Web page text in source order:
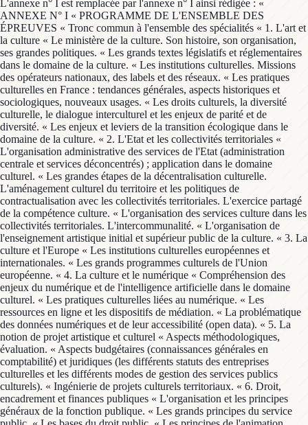
L'annexe n° I est remplacée par l'annexe n° I ainsi rédigée : «
ANNEXE N° I « PROGRAMME DE L'ENSEMBLE DES
ÉPREUVES « Tronc commun à l'ensemble des spécialités « 1. L'art et
la culture « Le ministère de la culture. Son histoire, son organisation,
ses grandes politiques. « Les grands textes législatifs et réglementaires
dans le domaine de la culture. « Les institutions culturelles. Missions
des opérateurs nationaux, des labels et des réseaux. « Les pratiques
culturelles en France : tendances générales, aspects historiques et
sociologiques, nouveaux usages. « Les droits culturels, la diversité
culturelle, le dialogue interculturel et les enjeux de parité et de
diversité. « Les enjeux et leviers de la transition écologique dans le
domaine de la culture. « 2. L'Etat et les collectivités territoriales «
L'organisation administrative des services de l'Etat (administration
centrale et services déconcentrés) ; application dans le domaine
culturel. « Les grandes étapes de la décentralisation culturelle.
L'aménagement culturel du territoire et les politiques de
contractualisation avec les collectivités territoriales. L'exercice partagé
de la compétence culture. « L'organisation des services culture dans les
collectivités territoriales. L'intercommunalité. « L'organisation de
l'enseignement artistique initial et supérieur public de la culture. « 3. La
culture et l'Europe « Les institutions culturelles européennes et
internationales. « Les grands programmes culturels de l'Union
européenne. « 4. La culture et le numérique « Compréhension des
enjeux du numérique et de l'intelligence artificielle dans le domaine
culturel. « Les pratiques culturelles liées au numérique. « Les
ressources en ligne et les dispositifs de médiation. « La problématique
des données numériques et de leur accessibilité (open data). « 5. La
notion de projet artistique et culturel « Aspects méthodologiques,
évaluation. « Aspects budgétaires (connaissances générales en
comptabilité) et juridiques (les différents statuts des entreprises
culturelles et les différents modes de gestion des services publics
culturels). « Ingénierie de projets culturels territoriaux. « 6. Droit,
encadrement et finances publiques « L'organisation et les principes
généraux de la fonction publique. « Les grands principes du service